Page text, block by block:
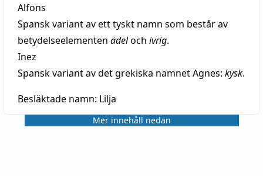
Alfons
Spansk variant av ett tyskt namn som består av
betydelseelementen ädeloch ivrig.
Inez
Spansk variant av det grekiska namnet Agnes: kysk.
Besläktade namn: Lilja
Mer innehåll nedan